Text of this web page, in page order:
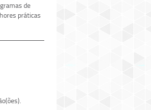
de
práticas